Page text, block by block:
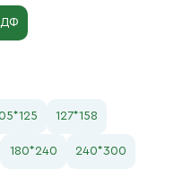
127*158
180*240 240*300